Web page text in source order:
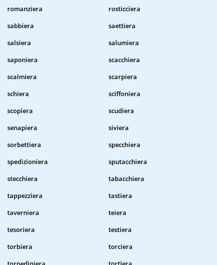
romanziera
rosticciera
sabbiera
saettiera
salsiera
salumiera
saponiera
scacchiera
scalmiera
scarpiera
schiera
sciffoniera
scopiera
scudiera
senapiera
siviera
sorbettiera
specchiera
spedizioniera
sputacchiera
stecchiera
tabacchiera
tappezziera
tastiera
taverniera
teiera
tesoriera
testiera
torbiera
torciera